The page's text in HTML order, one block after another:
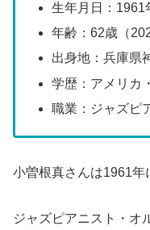
生年月日：1961
年齢：62歳（
出身地：兵庫県
学歴：アメリカ
職業：ジャズピ
小曽根真さんは1961年
ジャズピアニスト・オ